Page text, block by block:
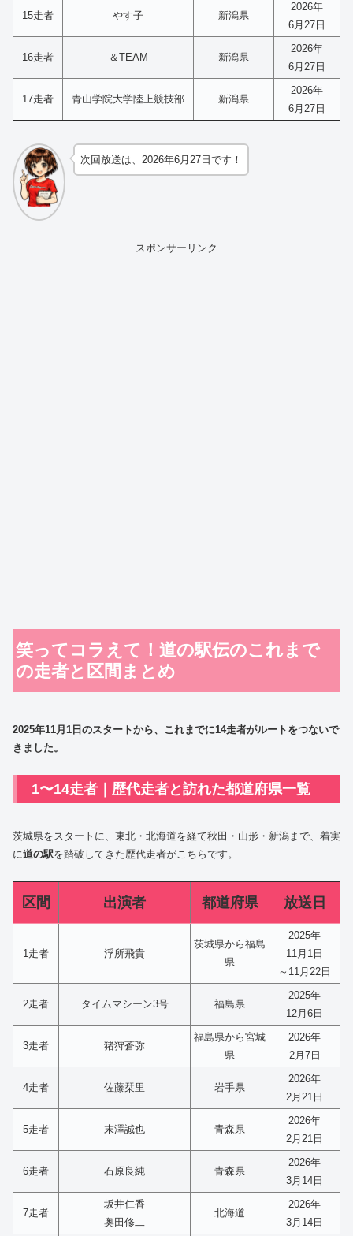
15走者 やす子 新潟県
2026年
6月27日
16走者 ＆TEAM 新潟県
2026年
6月27日
17走者 青山学院大学陸上競技部 新潟県
2026年
6月27日
次回放送は、2026年6月27日です！
スポンサーリンク
笑ってコラえて！道の駅伝のこれまで
の走者と区間まとめ
2025年11月1日のスタートから、これまでに14走者がルート をつないで
きました。
1〜14走者｜歴代走者と訪れた都道府県一覧
茨城県をスタートに、東北・北海道を経て秋田・山形・新潟まで、着実
に道の駅を踏破してきた歴代走者がこちらです。
区間 出演者 都道府県 放送日
1走者 浮所飛貴
茨城県から福島
県
2025年
11月1日
～11月22日
2走者 タイムマシーン3号 福島県
2025年
12月6日
3走者 猪狩蒼弥
福島県から宮城
県
2026年
2月7日
4走者 佐藤栞里 岩手県
2026年
2月21日
5走者 末澤誠也 青森県
2026年
2月21日
6走者 石原良純 青森県
2026年
3月14日
7走者
坂井仁香
奥田修二
北海道
2026年
3月14日